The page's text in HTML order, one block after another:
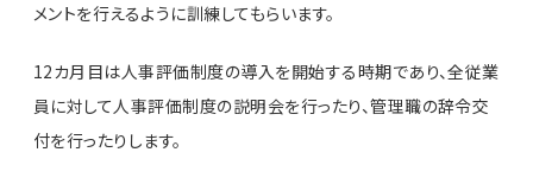
メントを行えるように訓練してもらいます。
12カ月目は人事評価制度の導入を開始する時期であり、全従業
員に対して人事評価制度の説明会を行ったり、管理職の辞令交
付を行ったりします。